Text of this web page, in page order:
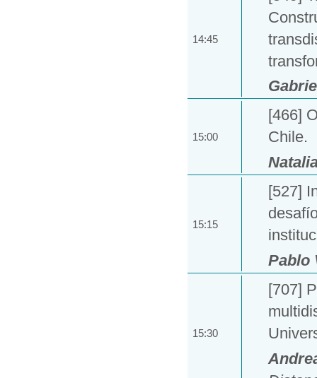
14:45
15:00
[466]
Chile.
15:15
[527]
Pablo
15:30
[707]